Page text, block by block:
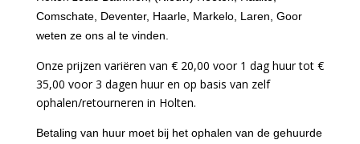
Comschate, Deventer, Haarle, Markelo, Laren, Goor
weten ze ons al te vinden.
Onze prijzen variëren van € 20,00 voor 1 dag huur tot €
35,00 voor 3 dagen huur en op basis van zelf
ophalen/retourneren in Holten.
Betaling van huur moet bij het ophalen van de gehuurde